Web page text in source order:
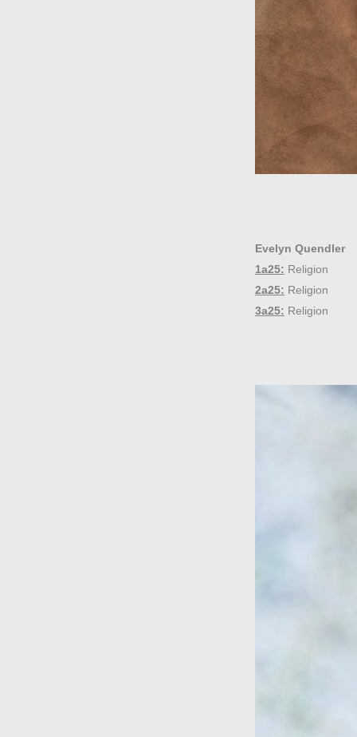
Evelyn Quendler
1a25: Religion
2a25: Religion
3a25: Religion